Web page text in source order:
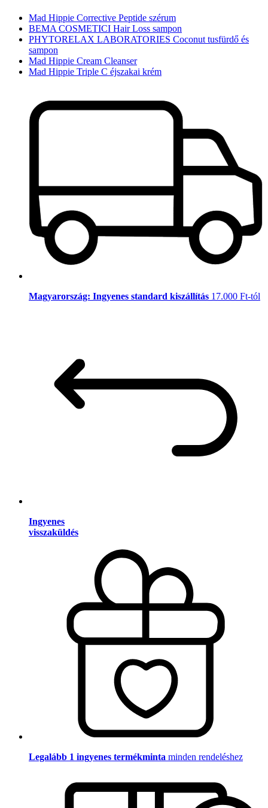
Mad Hippie Corrective Peptide szérum
BEMA COSMETICI Hair Loss sampon
PHYTORELAX LABORATORIES Coconut tusfürdő és
sampon
Mad Hippie Cream Cleanser
Mad Hippie Triple C éjszakai krém
Magyarország: Ingyenes standard kiszállítás 17.000 Ft-tól
Ingyenes
visszaküldés
Legalább 1 ingyenes termékminta minden rendeléshez